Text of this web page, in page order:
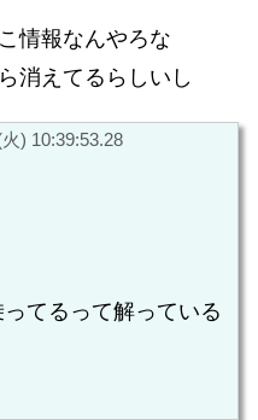
情報なんやろな
消えてるらしいし
) 10:39:53.28
てるって解っている